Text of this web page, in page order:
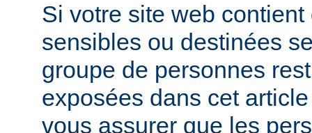
Si votre site web
sensibles ou destinées
groupe de personnes
exposées dans cet
vous assurer que les